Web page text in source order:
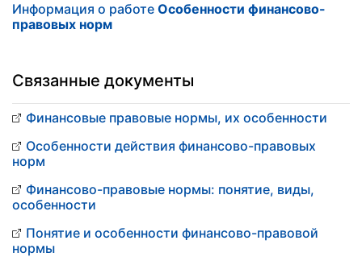
Информация о работе Особенности финансово-
правовых норм
Связанные документы
Финансовые правовые нормы, их особенности
Особенности действия финансово-правовых
норм
Финансово-правовые нормы: понятие, виды,
особенности
Понятие и особенности финансово-правовой
нормы